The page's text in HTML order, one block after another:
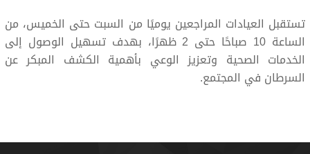
تستقبل العيادات المراجعين يوميًا من السبت حتى الخميس، من
الساعة 10 صباحًا حتى 2 ظهرًا، بهدف تسهيل الوصول إلى
الخدمات الصحية وتعزيز الوعي بأهمية الكشف المبكر عن
السرطان في المجتمع.